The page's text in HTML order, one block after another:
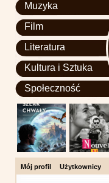
Muzyka
Film
Literatura
Kultura i Sztuka
Społeczność
Mój profil Użytkownicy